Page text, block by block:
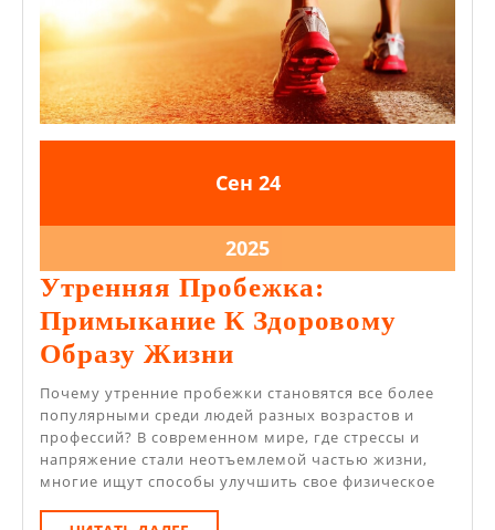
Сен24.09.2025
2424.09.2025
202524.09.2025
Утренняя Пробежка:
Примыкание К Здоровому
Образу Жизни
Пробежка:
Примыкание
К
Здоровому
Почему утренние пробежки становятся все более
популярными среди людей разных возрастов и
профессий? В современном мире, где стрессы и
напряжение стали неотъемлемой частью жизни,
многие ищут способы улучшить свое физическое